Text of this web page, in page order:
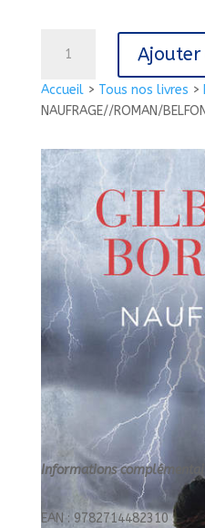
Accueil> Tous nos livres >
NAUFRAGE//ROMAN/
NAUFRAGE//ROMAN/
Informations
EAN : 9782714482310